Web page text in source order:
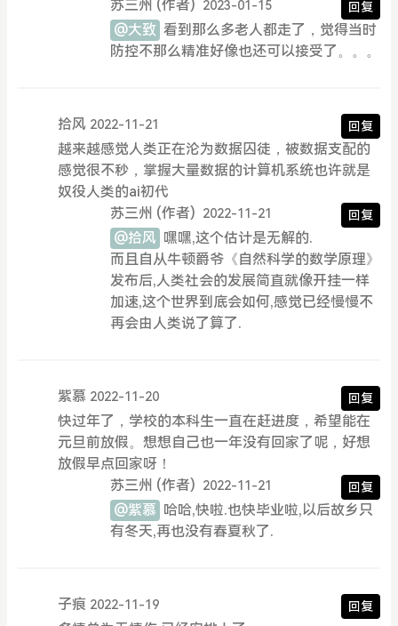
苏三州 (作者) 2023-01-15 回复
@大致 看到那么多老人都走了，觉得当时
防控不那么精准好像也还可以接受了。。。
拾风 2022-11-21 回复
越来越感觉人类正在沦为数据囚徒，被数据支配的
感觉很不秒，掌握大量数据的计算机系统也许就是
奴役人类的ai初代
苏三州 (作者) 2022-11-21 回复
@拾风 嘿嘿,这个估计是无解的.
而且自从牛顿爵爷《自然科学的数学原理》
发布后,人类社会的发展简直就像开挂一样
加速,这个世界到底会如何,感觉已经慢慢不
再会由人类说了算了.
紫慕 2022-11-20 回复
快过年了，学校的本科生一直在赶进度，希望能在
元旦前放假。想想自己也一年没有回家了呢，好想
放假早点回家呀！
苏三州 (作者) 2022-11-21 回复
@紫慕 哈哈,快啦.也快毕业啦,以后故乡只
有冬天,再也没有春夏秋了.
子痕 2022-11-19 回复